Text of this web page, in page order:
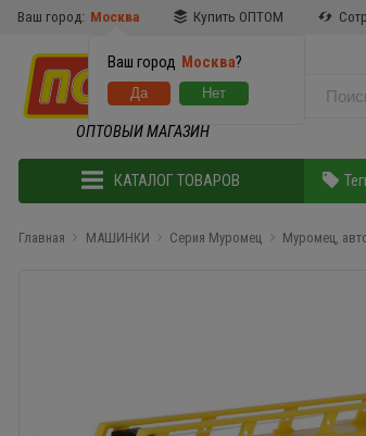
Ваш город: Москва
Ваш город Москва?
Купить ОПТОМ
ОПТОВЫЙ МАГАЗИН
КАТАЛОГ ТОВАРОВ
Главная МАШИНКИ Серия Муромец Муромец,